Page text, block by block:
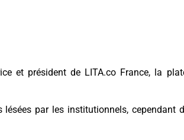
et président de LITA.co France, la
par les institutionnels, cependant